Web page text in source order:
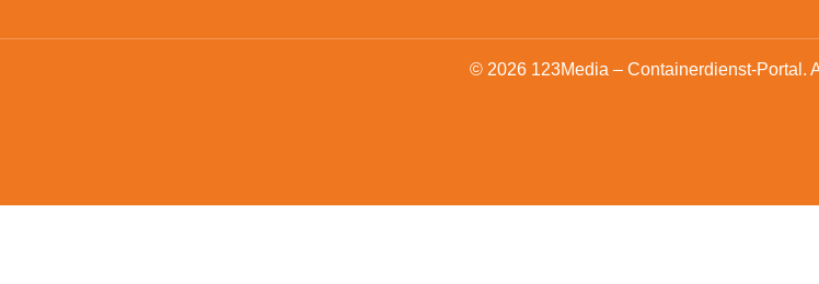
© 2026 123Media – Containerdienst-Portal.